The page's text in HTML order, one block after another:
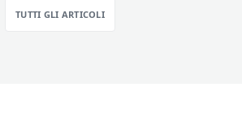
TUTTI GLI ARTICOLI